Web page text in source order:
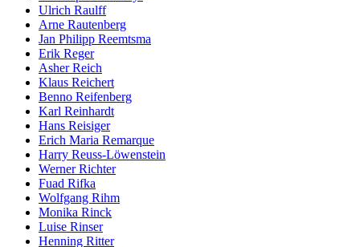
Ulrich Raulff
Arne Rautenberg
Jan Philipp Reemtsma
Erik Reger
Asher Reich
Klaus Reichert
Benno Reifenberg
Karl Reinhardt
Hans Reisiger
Erich Maria Remarque
Harry Reuss-Löwenstein
Werner Richter
Fuad Rifka
Wolfgang Rihm
Monika Rinck
Luise Rinser
Henning Ritter